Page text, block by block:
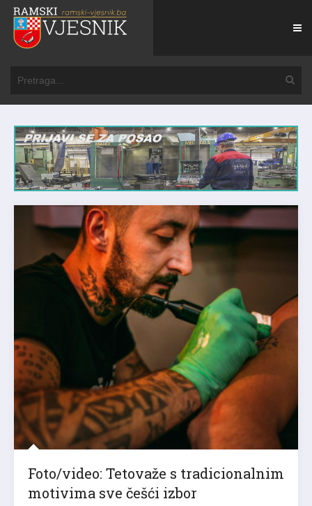
Foto/video: Tetovaže s tradicionalnim
motivima sve češći izbor